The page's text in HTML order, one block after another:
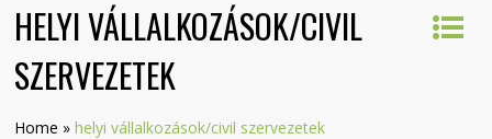
HELYI VÁLLALKOZÁSOK/CIVIL
SZERVEZETEK
Home »helyi vállalkozások/civil szervezetek